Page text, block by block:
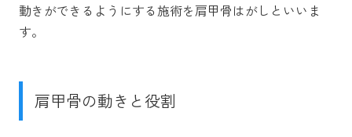
動きができるようにする施術を肩甲骨はがしといいま
す。
肩甲骨の動きと役割